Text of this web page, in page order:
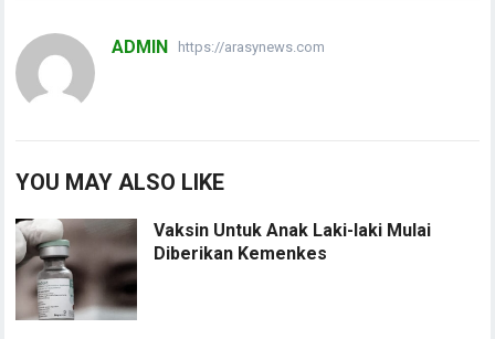
ADMIN https://arasynews.com
YOU MAY ALSO LIKE
Vaksin Untuk Anak Laki-laki Mulai
Diberikan Kemenkes